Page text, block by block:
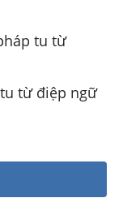
tu từ
từ điệp ngữ